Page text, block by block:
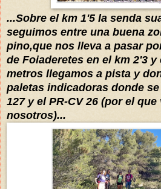
...Sobre el km 1'5 la senda
seguimos entre una buena
pino,que nos lleva a pasar
de Foiaderetes en el km 2'3
metros llegamos a pista y
paletas indicadoras donde
127 y el PR-CV 26 (por el
nosotros)...